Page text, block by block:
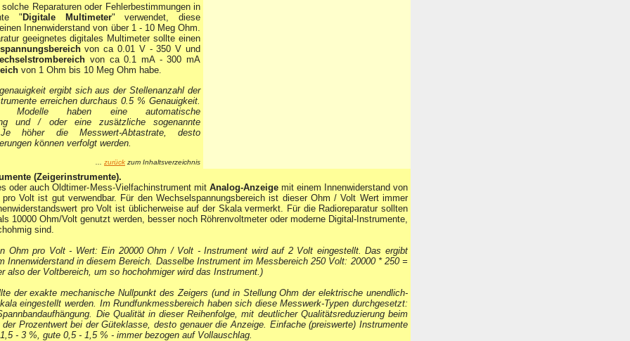
Reparaturen oder Fehlerbestimmungen in
" Digitale Multimeter" verwendet, diese
Innenwiderstand von über 1 - 10 Meg Ohm.
geeignetes digitales Multimeter sollte einen
von ca 0.01 V - 350 V und
von ca 0.1 mA - 300 mA
von 1 Ohm bis 10 Meg Ohm habe.
ergibt sich aus der Stellenanzahl der
erreichen durchaus 0.5 % Genauigkeit.
Modelle haben eine automatische
und / oder eine zusätzliche sogenannte
Je höher die Messwert-Abtastrate, desto
können verfolgt werden.
zurück zum Inhaltsverzeichnis
(Zeigerinstrumente).
oder auch Oldtimer-Mess-Vielfachinstrument mit Analog-Anzeigemit einem Innenwiderstand von
Volt ist gut verwendbar. Für den Wechselspannungsbereich ist dieser Ohm / Volt Wert immer
pro Volt ist üblicherweise auf der Skala vermerkt. Für die Radioreparatur sollten
10000 Ohm/Volt genutzt werden, besser noch Röhrenvoltmeter oder moderne Digital-Instrumente,
sind.
Ohm pro Volt - Wert: Ein 20000 Ohm / Volt - Instrument wird auf 2 Volt eingestellt. Das ergibt
Innenwiderstand in diesem Bereich. Dasselbe Instrument im Messbereich 250 Volt: 20000 * 250 =
also der Voltbereich, um so hochohmiger wird das Instrument.)
der exakte mechanische Nullpunkt des Zeigers (und in Stellung Ohm der elektrische unendlich-
eingestellt werden. Im Rundfunkmessbereich haben sich diese Messwerk-Typen durchgesetzt:
ängung. Die Qualität in dieser Reihenfolge, mit deutlicher Qualitätsreduzierung beim
Prozentwert bei der Güteklasse, desto genauer die Anzeige. Einfache (preiswerte) Instrumente
- 3 %, gute 0,5 - 1,5 % - immer bezogen auf Vollauschlag.